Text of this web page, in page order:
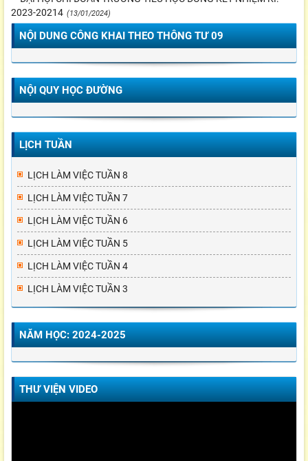
2023-20214 (13/01/2024)
NỘI DUNG CÔNG KHAI THEO THÔNG TƯ 09
NỘI QUY HỌC ĐƯỜNG
LỊCH TUẦN
LỊCH LÀM VIỆC TUẦN 8
LỊCH LÀM VIỆC TUẦN 7
LỊCH LÀM VIỆC TUẦN 6
LỊCH LÀM VIỆC TUẦN 5
LỊCH LÀM VIỆC TUẦN 4
LỊCH LÀM VIỆC TUẦN 3
NĂM HỌC: 2024-2025
THƯ VIỆN VIDEO